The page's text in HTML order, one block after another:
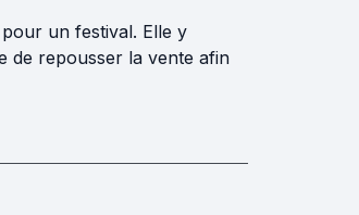
un festival. Elle y
de repousser la vente afin